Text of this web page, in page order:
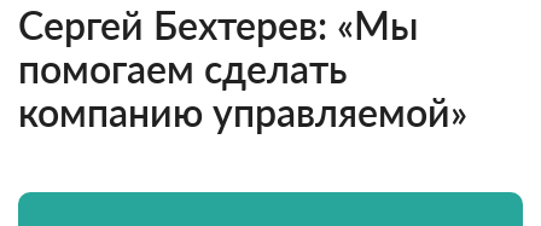
Сергей Бехтерев: «Мы
помогаем сделать
компанию управляемой»